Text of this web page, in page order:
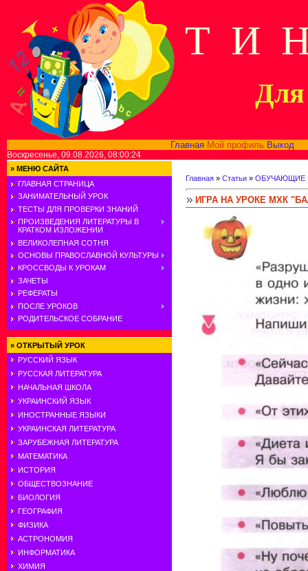
Т И
Для
Главная Мой профиль Выход
Воскресенье, 09.08.2026, 08:00:24
» МЕНЮ САЙТА
ГЛАВНАЯ СТРАНИЦА
ЗАНИМАТЕЛЬНЫЙ УРОК
ТЕСТЫ ДЛЯ ПРОВЕРКИ ЗНАНИЙ
ПРОИЗВЕДЕНИЯ ЛИТЕРАТУРЫ В
КРАТКОМ ИЗЛОЖЕНИИ
ВЕЛИКОЛЕПНАЯ СОТНЯ
ОСНОВЫ ПРАВОСЛАВНОЙ КУЛЬТУРЫ
КРОССВОДЫ К УРОКАМ
ЗАЧЕТЫ
РЕФЕРАТЫ
ПОСЛЕ УРОКОВ
РОДИТЕЛЬСКОЕ СОБРАНИЕ
» ОТКРЫТЫЙ УРОК
РУССКИЙ ЯЗЫК
РУССКАЯ ЛИТЕРАТУРА
НАЧАЛЬНАЯ ШКОЛА
УКРАИНСКИЙ ЯЗЫК
ИНОСТРАННЫЕ ЯЗЫКИ
УКРАИНСКАЯ ЛИТЕРАТУРА
ЗАРУБЕЖНАЯ ЛИТЕРАТУРА
МАТЕМАТИКА
ИСТОРИЯ
ОБЩЕСТВОЗНАНИЕ
БИОЛОГИЯ
ГЕОГРАФИЯ
ФИЗИКА
АСТРОНОМИЯ
ИНФОРМАТИКА
ХИМИЯ
Главная » Статьи » ОБУЧАЮЩИЕ
ИГРА НА УРОКЕ МХК